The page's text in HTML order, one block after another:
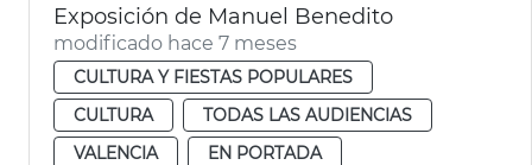
Exposición de Manuel Benedito
modificado hace 7 meses
CULTURA Y FIESTAS POPULARES
CULTURA
TODAS LAS AUDIENCIAS
VALENCIA
EN PORTADA